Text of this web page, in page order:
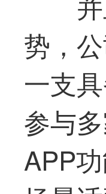
势，
一支
参与
APP